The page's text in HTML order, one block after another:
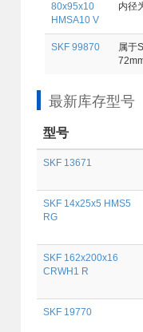
80x95x10
HMSA10 V
内径
SKF 99870
属于
最新库存型号
型号
SKF 13671
SKF 14x25x5 HMS5
RG
SKF 162x200x16
CRWH1 R
SKF 19770